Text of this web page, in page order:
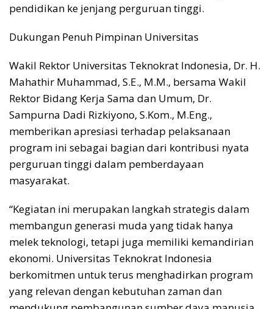
pendidikan ke jenjang perguruan tinggi.
Dukungan Penuh Pimpinan Universitas
Wakil Rektor Universitas Teknokrat Indonesia, Dr. H.
Mahathir Muhammad, S.E., M.M., bersama Wakil
Rektor Bidang Kerja Sama dan Umum, Dr.
Sampurna Dadi Rizkiyono, S.Kom., M.Eng.,
memberikan apresiasi terhadap pelaksanaan
program ini sebagai bagian dari kontribusi nyata
perguruan tinggi dalam pemberdayaan
masyarakat.
“Kegiatan ini merupakan langkah strategis dalam
membangun generasi muda yang tidak hanya
melek teknologi, tetapi juga memiliki kemandirian
ekonomi. Universitas Teknokrat Indonesia
berkomitmen untuk terus menghadirkan program
yang relevan dengan kebutuhan zaman dan